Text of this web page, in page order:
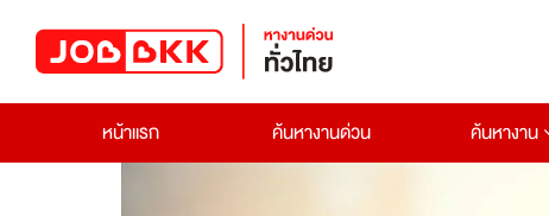
หน้าแรก
ค้นหางานด่วน ค้นหางาน